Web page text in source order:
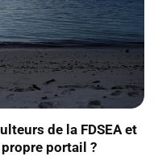
de la FDSEA et
portail ?